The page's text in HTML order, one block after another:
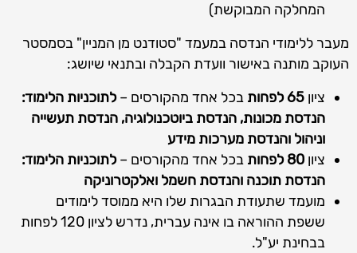
המחלקה המבוקשת)
מעבר ללימודי הנדסה במעמד "סטודנט מן המניין" בסמסטר
העוקב מותנה באישור וועדת הקבלה ובתנאי שיושג:
ציון 65 לפחות בכל אחד מהקורסים –לתוכניות הלימוד:
הנדסת מכונות, הנדסת ביוטכנולוגיה, הנדסת תעשייה
וניהול והנדסת מערכות מידע
ציון 80 לפחות בכל אחד מהקורסים –לתוכניות הלימוד:
הנדסת תוכנה והנדסת חשמל ואלקטרוניקה
מועמד שתעודת הבגרות שלו היא ממוסד לימודים
ששפת ההוראה בו אינה עברית, נדרש לציון 120 לפחות
בבחינת יע"ל.